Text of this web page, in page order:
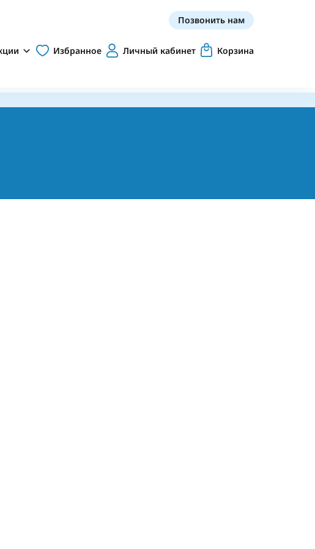
Позвонить нам
Избранное Личный кабинет Корзина